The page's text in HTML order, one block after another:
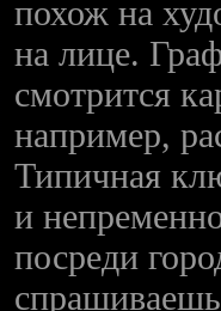
похож на
на лице.
смотрится
например,
Типичная
и
посреди